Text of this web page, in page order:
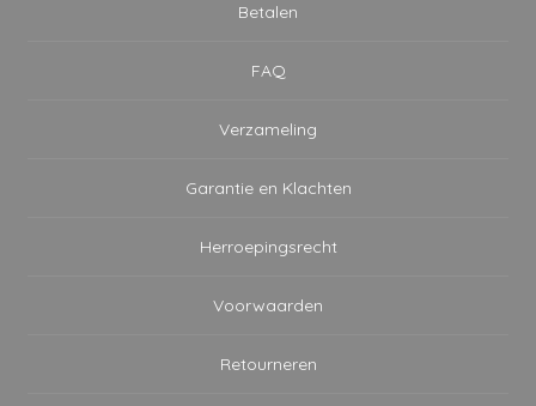
Betalen
FAQ
Verzameling
Garantie en Klachten
Herroepingsrecht
Voorwaarden
Retourneren